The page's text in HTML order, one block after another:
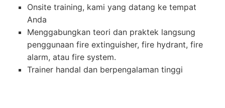
Onsite training, kami yang datang ke tempat
Anda
Menggabungkan teori dan praktek langsung
penggunaan fire extinguisher, fire hydrant, fire
alarm, atau fire system.
Trainer handal dan berpengalaman tinggi